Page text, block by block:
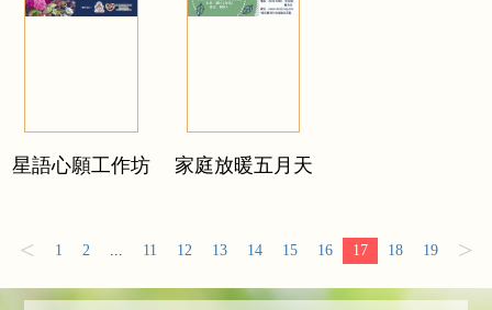
星語心願工作坊 家庭放暖五月天
< 1 2 ... 11 12 13 14 15 16 17 18 19 >